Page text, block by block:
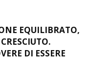
EQUILIBRATO,
DI ESSERE